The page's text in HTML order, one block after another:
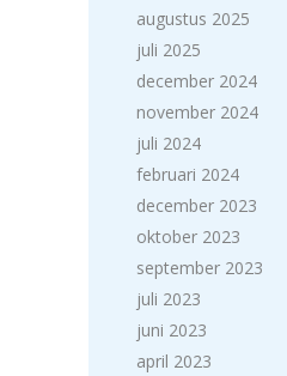
augustus 2025
juli 2025
december 2024
november 2024
juli 2024
februari 2024
december 2023
oktober 2023
september 2023
juli 2023
juni 2023
april 2023